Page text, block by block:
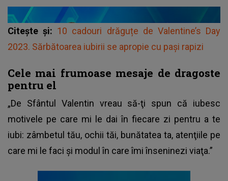
Citește și: 10 cadouri drăguțe de Valentine’s Day
2023. Sărbătoarea iubirii se apropie cu pași rapizi
Cele mai frumoase mesaje de dragoste
pentru el
„De Sfântul Valentin vreau să-ţi spun că iubesc
motivele pe care mi le dai în fiecare zi pentru a te
iubi: zâmbetul tău, ochii tăi, bunătatea ta, atenţiile pe
care mi le faci şi modul în care îmi înseninezi viaţa.”